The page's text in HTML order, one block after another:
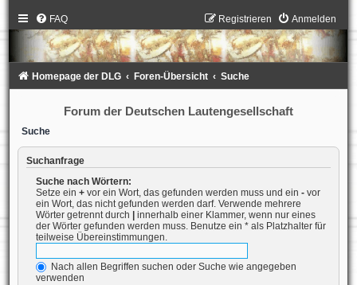
FAQ Anmelden
Registrieren
Homepage der DLG Foren-Übersicht Suche
Forum der Deutschen Lautengesellschaft
Suche
Suchanfrage
Suche nach Wörtern:
Setze ein +vor ein Wort, das gefunden werden muss und ein -vor
ein Wort, das nicht gefunden werden darf. Verwende mehrere
Wörter getrennt durch |innerhalb einer Klammer, wenn nur eines
der Wörter gefunden werden muss. Benutze ein * als Platzhalter für
teilweise Übereinstimmungen.
Nach allen Begriffen suchen oder Suche wie angegeben
verwenden